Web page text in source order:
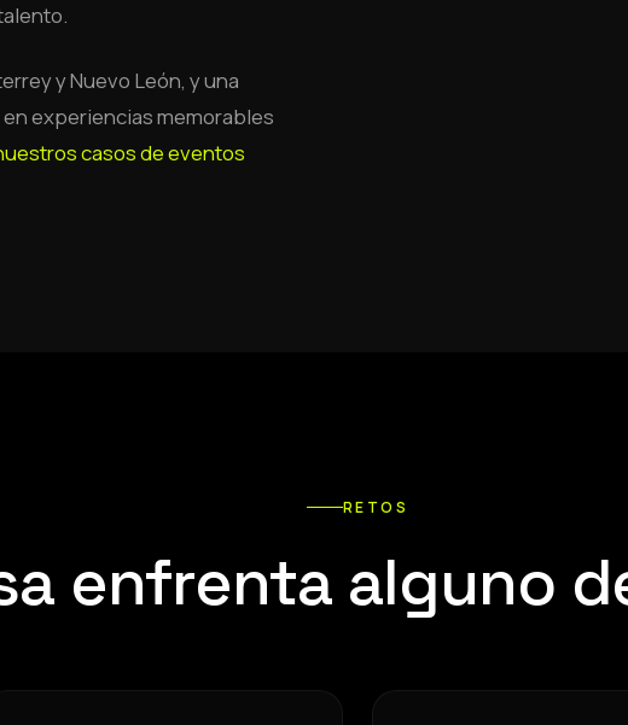
y Nuevo León, y una
experiencias memorables
casos de eventos
RETOS
enfrenta alguno